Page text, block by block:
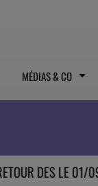
MÉDIAS & CO
DES LE 01/09 !